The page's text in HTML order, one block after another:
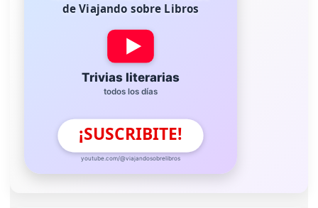
de Viajando sobre Libros
Trivias literarias
todos los días
¡SUSCRIBITE!
youtube.com/@viajandosobrelibros